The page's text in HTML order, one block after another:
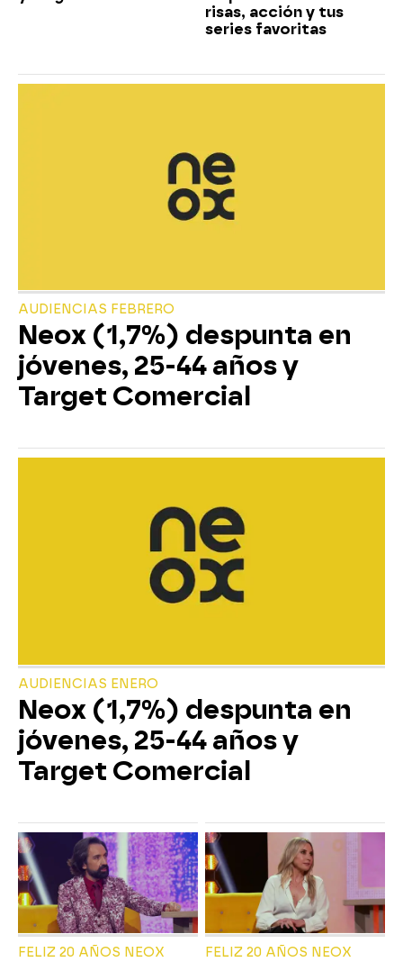
risas, acción y tus
series favoritas
AUDIENCIAS FEBRERO
Neox (1,7%) despunta en
jóvenes, 25-44 años y
Target Comercial
AUDIENCIAS ENERO
Neox (1,7%) despunta en
jóvenes, 25-44 años y
Target Comercial
FELIZ 20 AÑOS NEOX FELIZ 20 AÑOS NEOX